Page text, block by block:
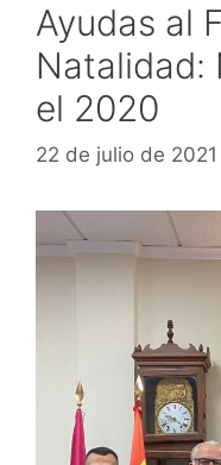
Ayudas al
Natalidad:
el 2020
22 de julio de 2021